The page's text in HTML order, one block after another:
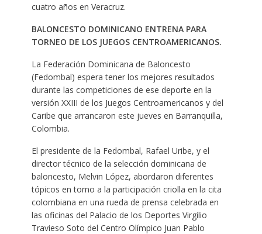
cuatro años en Veracruz.
BALONCESTO DOMINICANO ENTRENA PARA
TORNEO DE LOS JUEGOS CENTROAMERICANOS.
La Federación Dominicana de Baloncesto
(Fedombal) espera tener los mejores resultados
durante las competiciones de ese deporte en la
versión XXIII de los Juegos Centroamericanos y del
Caribe que arrancaron este jueves en Barranquilla,
Colombia.
El presidente de la Fedombal, Rafael Uribe, y el
director técnico de la selección dominicana de
baloncesto, Melvin López, abordaron diferentes
tópicos en torno a la participación criolla en la cita
colombiana en una rueda de prensa celebrada en
las oficinas del Palacio de los Deportes Virgilio
Travieso Soto del Centro Olímpico Juan Pablo